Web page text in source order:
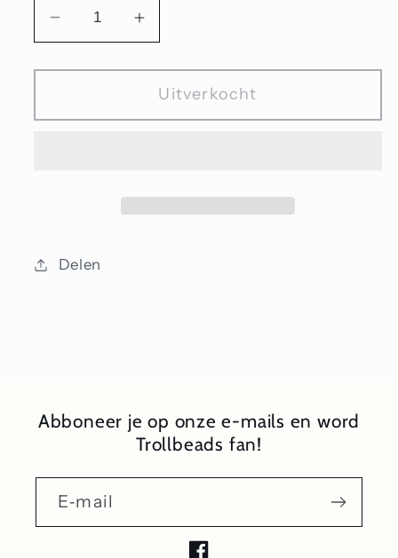
Aantal
verlagen
voor
Glinsterende
vreugdebubbel
Aantal
verhogen
voor
Glinsterende
vreugdebubbel
Uitverkocht
Delen
Abboneer je op onze e-mails en word
Trollbeads fan!
E‑mail